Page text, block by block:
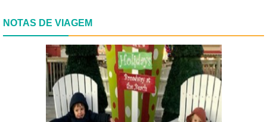
NOTAS DE VIAGEM